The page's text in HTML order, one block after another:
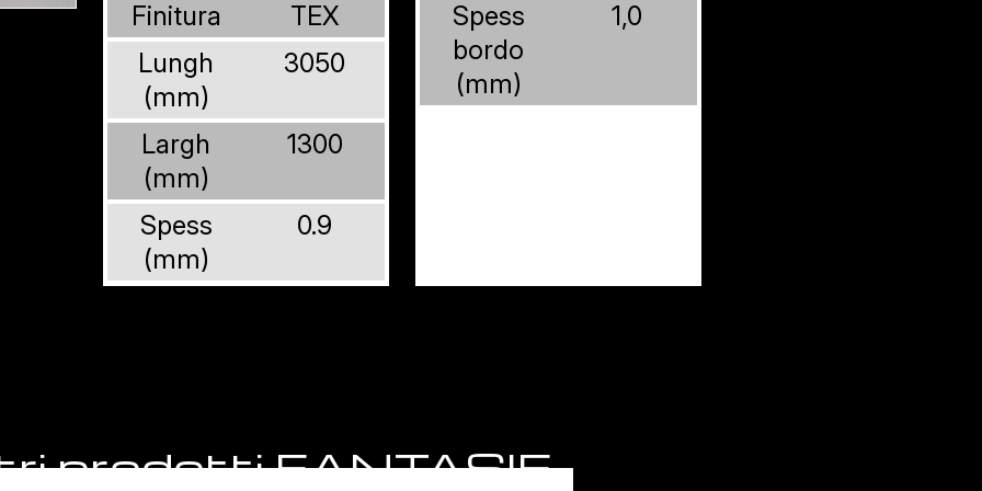
Finitura
TEX
Lungh
(mm)
3050
Largh
(mm)
1300
Spess
(mm)
0.9
Spess
bordo
(mm)
1,0
prodotti FANTASIE